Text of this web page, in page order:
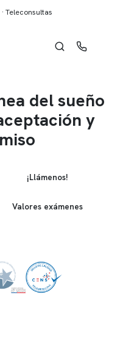
Teleconsultas
del sueño
y
¡Llámenos!
Valores exámenes